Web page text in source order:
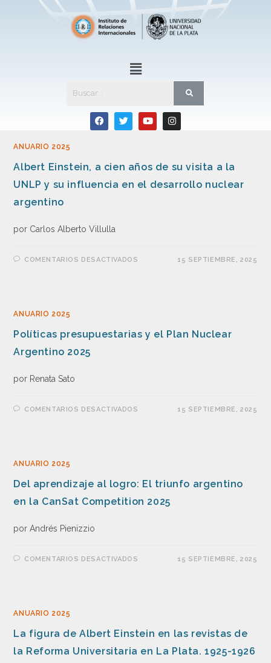
ANUARIO 2025
Albert Einstein, a cien años de su visita a la
UNLP y su influencia en el desarrollo nuclear
argentino
por Carlos Alberto Villulla
COMENTARIOS DESACTIVADOS 15 SEPTIEMBRE, 2025
ANUARIO 2025
Políticas presupuestarias y el Plan Nuclear
Argentino 2025
por Renata Sato
COMENTARIOS DESACTIVADOS 15 SEPTIEMBRE, 2025
ANUARIO 2025
Del aprendizaje al logro: El triunfo argentino
en la CanSat Competition 2025
por Andrés Pienizzio
COMENTARIOS DESACTIVADOS 15 SEPTIEMBRE, 2025
ANUARIO 2025
La figura de Albert Einstein en las revistas de
la Reforma Universitaria en La Plata. 1925-1926